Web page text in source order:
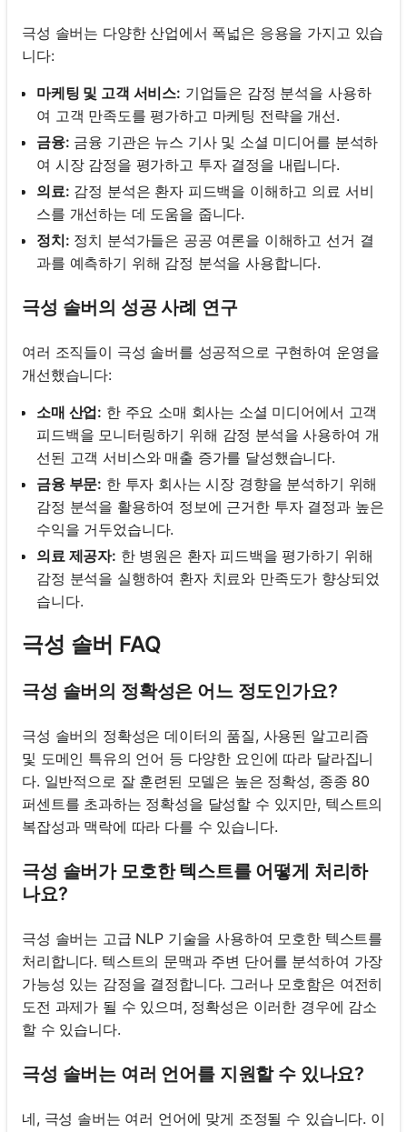
극성 솔버는 다양한 산업에서 폭넓은 응용을 가지고 있습
니다:
마케팅 및 고객 서비스: 기업들은 감정 분석을 사용하
여 고객 만족도를 평가하고 마케팅 전략을 개선.
금융: 금융 기관은 뉴스 기사 및 소셜 미디어를 분석하
여 시장 감정을 평가하고 투자 결정을 내립니다.
의료: 감정 분석은 환자 피드백을 이해하고 의료 서비
스를 개선하는 데 도움을 줍니다.
정치: 정치 분석가들은 공공 여론을 이해하고 선거 결
과를 예측하기 위해 감정 분석을 사용합니다.
극성 솔버의 성공 사례 연구
여러 조직들이 극성 솔버를 성공적으로 구현하여 운영을
개선했습니다:
소매 산업: 한 주요 소매 회사는 소셜 미디어에서 고객
피드백을 모니터링하기 위해 감정 분석을 사용하여 개
선된 고객 서비스와 매출 증가를 달성했습니다.
금융 부문: 한 투자 회사는 시장 경향을 분석하기 위해
감정 분석을 활용하여 정보에 근거한 투자 결정과 높은
수익을 거두었습니다.
의료 제공자: 한 병원은 환자 피드백을 평가하기 위해
감정 분석을 실행하여 환자 치료와 만족도가 향상되었
습니다.
극성 솔버 FAQ
극성 솔버의 정확성은 어느 정도인가요?
극성 솔버의 정확성은 데이터의 품질, 사용된 알고리즘
및 도메인 특유의 언어 등 다양한 요인에 따라 달라집니
다. 일반적으로 잘 훈련된 모델은 높은 정확성, 종종 80
퍼센트를 초과하는 정확성을 달성할 수 있지만, 텍스트의
복잡성과 맥락에 따라 다를 수 있습니다.
극성 솔버가 모호한 텍스트를 어떻게 처리하
나요?
극성 솔버는 고급 NLP 기술을 사용하여 모호한 텍스트를
처리합니다. 텍스트의 문맥과 주변 단어를 분석하여 가장
가능성 있는 감정을 결정합니다. 그러나 모호함은 여전히
도전 과제가 될 수 있으며, 정확성은 이러한 경우에 감소
할 수 있습니다.
극성 솔버는 여러 언어를 지원할 수 있나요?
네, 극성 솔버는 여러 언어에 맞게 조정될 수 있습니다. 이